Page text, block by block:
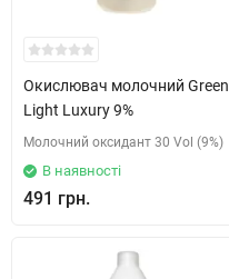
Окислювач молочний Green
Light Luxury 9%
Молочний оксидант 30 Vol (9%)
В наявності
491 грн.